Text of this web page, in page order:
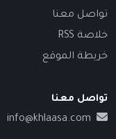
تواصل معنا
خلاصة RSS
خريطة الموقع
تواصل معنا
info@khlaasa.com